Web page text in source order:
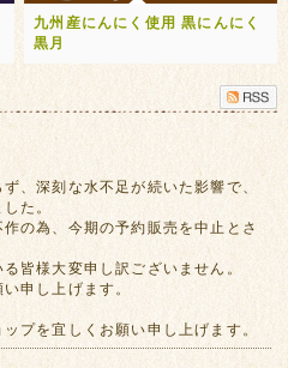
九州産にんにく使用 黒にんにく
黒月
、深刻な水不足が続いた影響で、
た。
の為、今期の予約販売を中止とさ
皆様大変申し訳ございません。
申し上げます。
プを宜しくお願い申し上げます。